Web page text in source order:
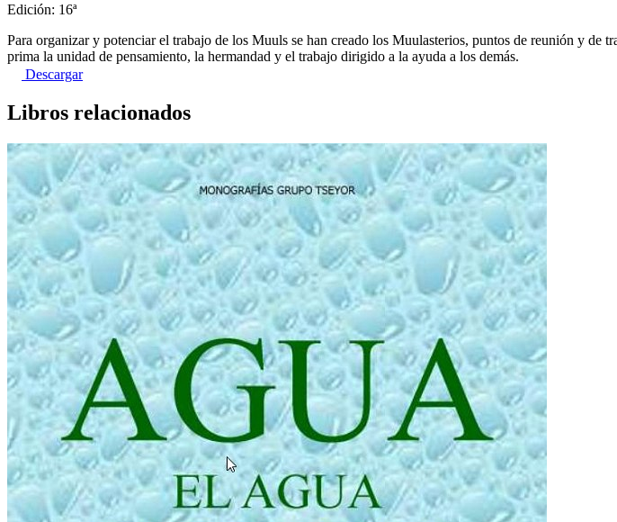
Edición: 16ª
Para organizar y potenciar el trabajo de los Muuls se han creado los Muulasterios, puntos de reunión y
prima la unidad de pensamiento, la hermandad y el trabajo dirigido a la ayuda a los demás.
Descargar
Libros relacionados